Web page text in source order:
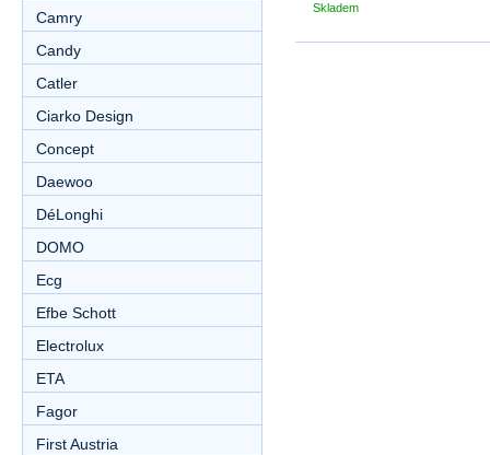
Skladem
Camry
Candy
Catler
Ciarko Design
Concept
Daewoo
DéLonghi
DOMO
Ecg
Efbe Schott
Electrolux
ETA
Fagor
First Austria